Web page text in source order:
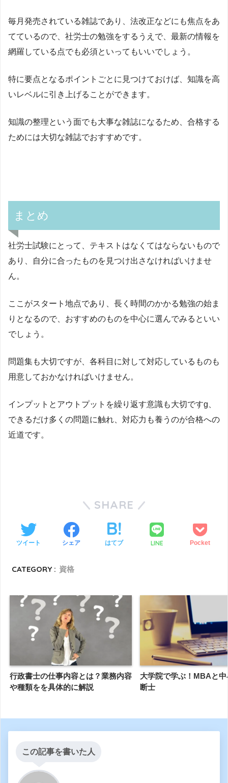
毎月発売されている雑誌であり、法改正などにも焦点をあ
てているので、社労士の勉強をするうえで、最新の情報を
網羅している点でも必須といってもいいでしょう。
特に要点となるポイントごとに見つけておけば、知識を高
いレベルに引き上げることができます。
知識の整理という面でも大事な雑誌になるため、合格する
ためには大切な雑誌でおすすめです。
まとめ
社労士試験にとって、テキストはなくてはならないもので
あり、自分に合ったものを見つけ出さなければいけませ
ん。
ここがスタート地点であり、長く時間のかかる勉強の始ま
りとなるので、おすすめのものを中心に選んでみるといい
でしょう。
問題集も大切ですが、各科目に対して対応しているものも
用意しておかなければいけません。
インプットとアウトプットを繰り返す意識も大切ですg、
できるだけ多くの問題に触れ、対応力も養うのが合格への
近道です。
SHARE
ツイート シェア はてブ LINE Pocket
CATEGORY : 資格
行政書士の仕事内容とは？業務内容
や種類をを具体的に解説
大学院で学ぶ！MBAと
断士
この記事を書いた人